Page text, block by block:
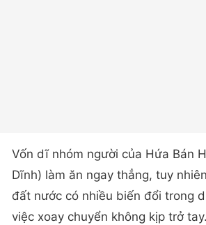
Vốn dĩ nhóm người của Hứa Bán
Dĩnh) làm ăn ngay thẳng, tuy
đất nước có nhiều biến đổi trong
việc xoay chuyển không kịp trở